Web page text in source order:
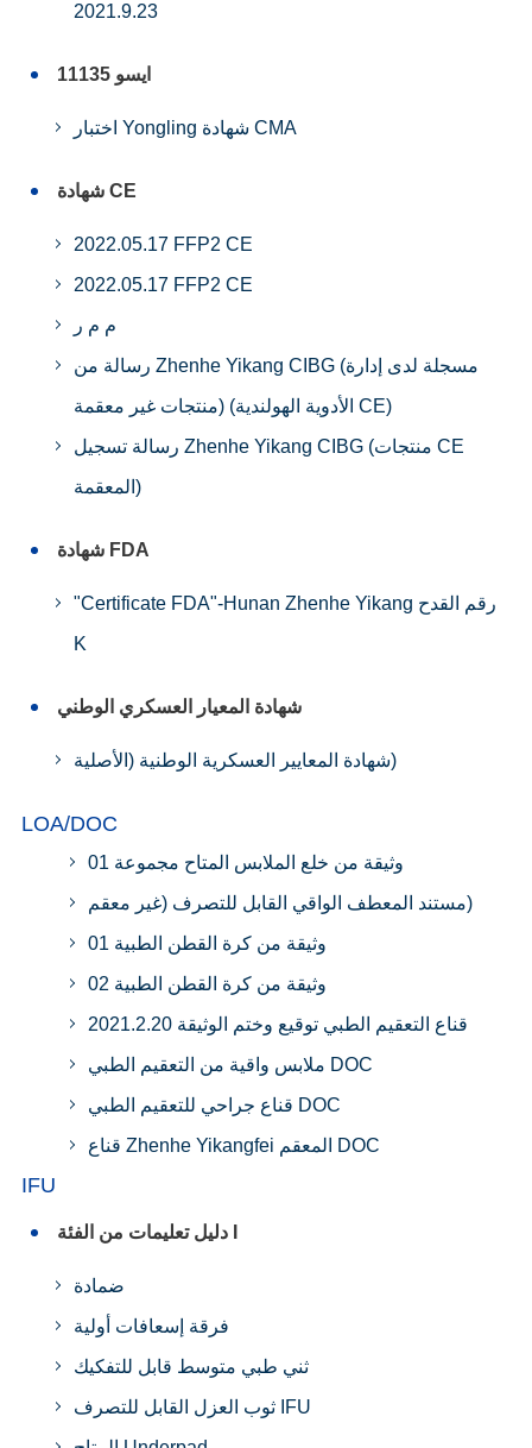
2021.9.23
ايسو 11135
اختبار Yongling شهادة CMA
شهادة CE
2022.05.17 FFP2 CE
2022.05.17 FFP2 CE
م م ر
رسالة من Zhenhe Yikang CIBG (مسجلة لدى إدارة
الأدوية الهولندية) (منتجات غير معقمة CE)
رسالة تسجيل Zhenhe Yikang CIBG (منتجات CE
المعقمة)
شهادة FDA
"Certificate FDA"-Hunan Zhenhe Yikang رقم القدح
K
شهادة المعيار العسكري الوطني
شهادة المعايير العسكرية الوطنية (الأصلية)
LOA/DOC
وثيقة من خلع الملابس المتاح مجموعة 01
مستند المعطف الواقي القابل للتصرف (غير معقم)
وثيقة من كرة القطن الطبية 01
وثيقة من كرة القطن الطبية 02
قناع التعقيم الطبي توقيع وختم الوثيقة 2021.2.20
ملابس واقية من التعقيم الطبي DOC
قناع جراحي للتعقيم الطبي DOC
قناع Zhenhe Yikangfei المعقم DOC
IFU
دليل تعليمات من الفئة I
ضمادة
فرقة إسعافات أولية
ثني طبي متوسط قابل للتفكيك
ثوب العزل القابل للتصرف IFU